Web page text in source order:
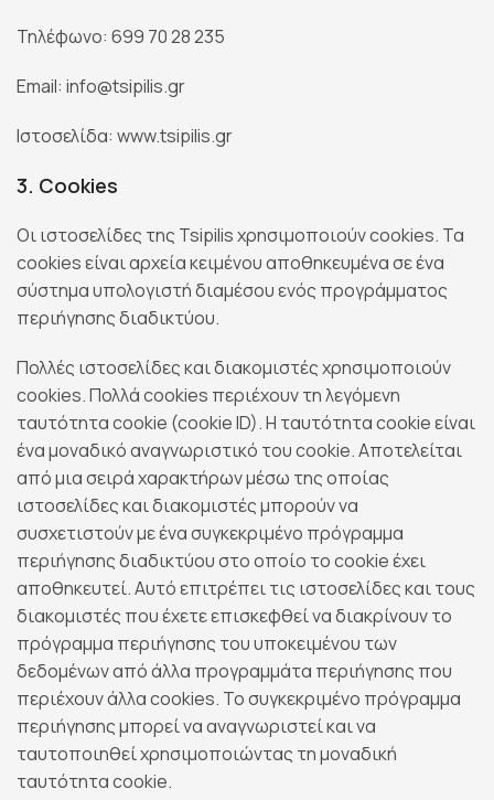
Τηλέφωνο: 699 70 28 235
Email: info@tsipilis.gr
Ιστοσελίδα: www.tsipilis.gr
3. Cookies
Οι ιστοσελίδες της Tsipilis χρησιμοποιούν cookies. Τα
cookies είναι αρχεία κειμένου αποθηκευμένα σε ένα
σύστημα υπολογιστή διαμέσου ενός προγράμματος
περιήγησης διαδικτύου.
Πολλές ιστοσελίδες και διακομιστές χρησιμοποιούν
cookies. Πολλά cookies περιέχουν τη λεγόμενη
ταυτότητα cookie (cookie ID). Η ταυτότητα cookie είναι
ένα μοναδικό αναγνωριστικό του cookie. Αποτελείται
από μια σειρά χαρακτήρων μέσω της οποίας
ιστοσελίδες και διακομιστές μπορούν να
συσχετιστούν με ένα συγκεκριμένο πρόγραμμα
περιήγησης διαδικτύου στο οποίο το cookie έχει
αποθηκευτεί. Αυτό επιτρέπει τις ιστοσελίδες και τους
διακομιστές που έχετε επισκεφθεί να διακρίνουν το
πρόγραμμα περιήγησης του υποκειμένου των
δεδομένων από άλλα προγραμμάτα περιήγησης που
περιέχουν άλλα cookies. Το συγκεκριμένο πρόγραμμα
περιήγησης μπορεί να αναγνωριστεί και να
ταυτοποιηθεί χρησιμοποιώντας τη μοναδική
ταυτότητα cookie.